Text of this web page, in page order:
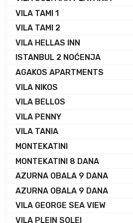
VILA TAMI 1
VILA TAMI 2
VILA HELLAS INN
ISTANBUL 2 NOĆENJA
AGAKOS APARTMENTS
VILA NIKOS
VILA BELLOS
VILA PENNY
VILA TANIA
MONTEKATINI
MONTEKATINI 8 DANA
AZURNA OBALA 9 DANA
AZURNA OBALA 9 DANA
VILA GEORGE SEA VIEW
VILA PLEIN SOLEI